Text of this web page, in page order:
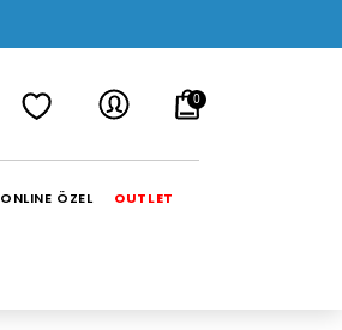
0
ONLINE ÖZEL OUTLET